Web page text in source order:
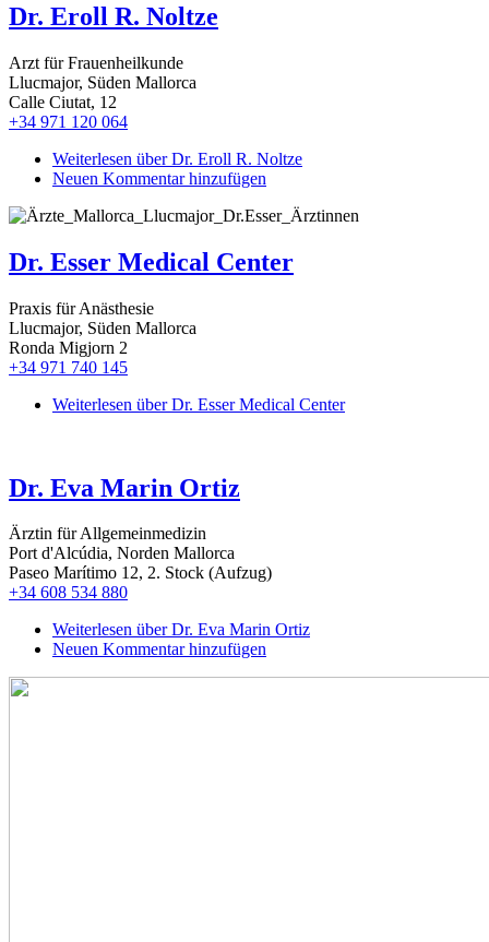
Dr. Eroll R. Noltze
Arzt für Frauenheilkunde
Llucmajor, Süden Mallorca
Calle Ciutat, 12
+34 971 120 064
Weiterlesen über Dr. Eroll R. Noltze
Neuen Kommentar hinzufügen
Dr. Esser Medical Center
Praxis für Anästhesie
Llucmajor, Süden Mallorca
Ronda Migjorn 2
+34 971 740 145
Weiterlesen über Dr. Esser Medical Center
Dr. Eva Marin Ortiz
Ärztin für Allgemeinmedizin
Port d'Alcúdia, Norden Mallorca
Paseo Marítimo 12, 2. Stock (Aufzug)
+34 608 534 880
Weiterlesen über Dr. Eva Marin Ortiz
Neuen Kommentar hinzufügen